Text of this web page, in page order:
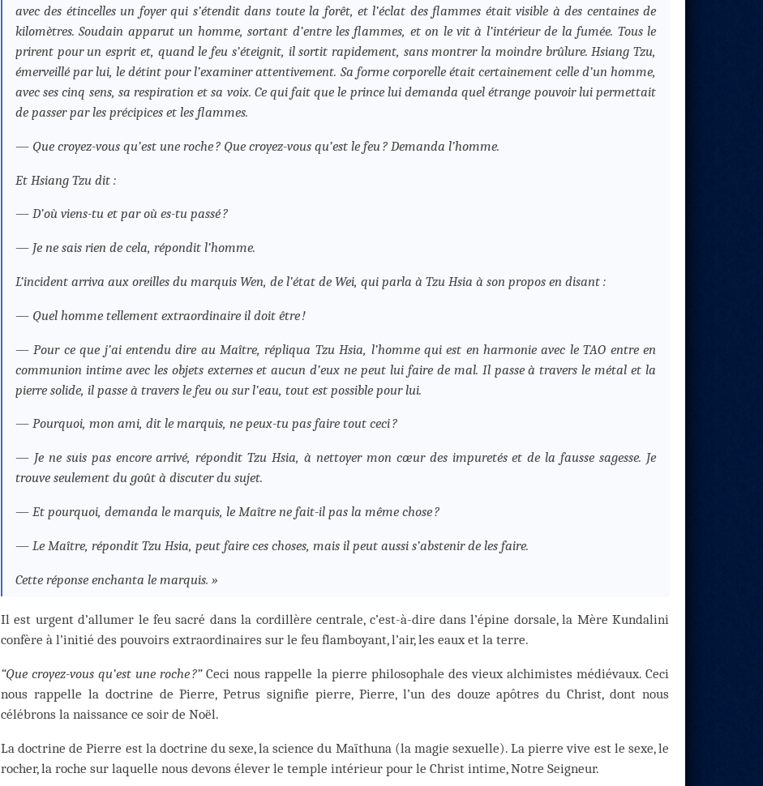
avec des étincelles un foyer qui s’étendit dans toute la forêt, et l’éclat des flammes était visible à des centaines de
kilomètres. Soudain apparut un homme, sortant d’entre les flammes, et on le vit à l’intérieur de la fumée. Tous le
prirent pour un esprit et, quand le feu s’éteignit, il sortit rapidement, sans montrer la moindre brûlure. Hsiang Tzu,
émerveillé par lui, le détint pour l’examiner attentivement. Sa forme corporelle était certainement celle d’un homme,
avec ses cinq sens, sa respiration et sa voix. Ce qui fait que le prince lui demanda quel étrange pouvoir lui permettait
de passer par les précipices et les flammes.
— Que croyez-vous qu’est une roche ? Que croyez-vous qu’est le feu ? Demanda l’homme.
Et Hsiang Tzu dit :
— D’où viens-tu et par où es-tu passé ?
— Je ne sais rien de cela, répondit l’homme.
L’incident arriva aux oreilles du marquis Wen, de l’état de Wei, qui parla à Tzu Hsia à son propos en disant :
— Quel homme tellement extraordinaire il doit être !
— Pour ce que j’ai entendu dire au Maître, répliqua Tzu Hsia, l’homme qui est en harmonie avec le TAO entre en
communion intime avec les objets externes et aucun d’eux ne peut lui faire de mal. Il passe à travers le métal et la
pierre solide, il passe à travers le feu ou sur l’eau, tout est possible pour lui.
— Pourquoi, mon ami, dit le marquis, ne peux-tu pas faire tout ceci ?
— Je ne suis pas encore arrivé, répondit Tzu Hsia, à nettoyer mon cœur des impuretés et de la fausse sagesse. Je
trouve seulement du goût à discuter du sujet.
— Et pourquoi, demanda le marquis, le Maître ne fait-il pas la même chose ?
— Le Maître, répondit Tzu Hsia, peut faire ces choses, mais il peut aussi s’abstenir de les faire.
Cette réponse enchanta le marquis. »
Il est urgent d’allumer le feu sacré dans la cordillère centrale, c’est-à-dire dans l’épine dorsale, la Mère Kundalini
confère à l’initié des pouvoirs extraordinaires sur le feu flamboyant, l’air, les eaux et la terre.
“Que croyez-vous qu’est une roche ?”Ceci nous rappelle la pierre philosophale des vieux alchimistes médiévaux. Ceci
nous rappelle la doctrine de Pierre, Petrus signifie pierre, Pierre, l’un des douze apôtres du Christ, dont nous
célébrons la naissance ce soir de Noël.
La doctrine de Pierre est la doctrine du sexe, la science du Maïthuna (la magie sexuelle). La pierre vive est le sexe, le
rocher, la roche sur laquelle nous devons élever le temple intérieur pour le Christ intime, Notre Seigneur.